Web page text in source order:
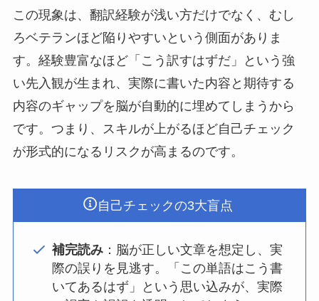
この現象は、翻訳経験が浅い方だけでなく、むし
ろベテランほど陥りやすいという側面がありま
す。経験豊富なほど「こう訳すはずだ」という強
い先入観が生まれ、実際に書いた内容と期待する
内容のギャップを脳が自動的に埋めてしまうから
です。つまり、スキルが上がるほど自己チェック
が形式的になるリスクが高まるのです。
自己チェックの3大盲点
補完読み：脳が正しい文章を想定し、実
際の誤りを見逃す。「この単語はこう書
いてあるはず」という思い込みが、実際